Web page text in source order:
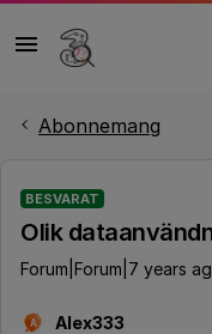
Abonnemang
BESVARAT
Olik
Forum|Forum|7 years
A Alex333